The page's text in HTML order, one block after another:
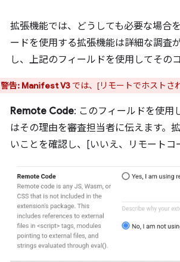
拡張機能では、どうしても必要な場合
ードを使用する拡張機能は詳細な調査
し、上記のフィールドを使用してその
警告: Manifest V3 では、[リモートでホストさ
Remote Code: このフィールドを使用
はその理由を審査担当者に伝えます。
いことを確認し、[いいえ、リモートコ